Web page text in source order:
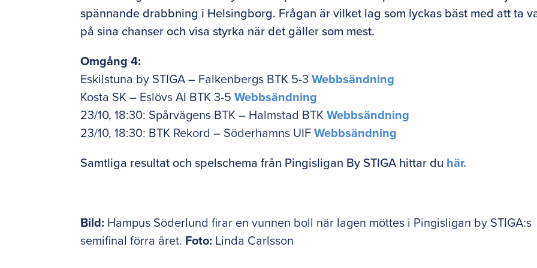
spännande drabbning i Helsingborg. Frågan är vilket lag som lyckas bäst med att ta
på sina chanser och visa styrka när det gäller som mest.
Omgång 4:
Eskilstuna by STIGA – Falkenbergs BTK 5-3Webbsändning
Kosta SK – Eslövs AI BTK 3-5Webbsändning
23/10, 18:30: Spårvägens BTK – Halmstad BTKWebbsändning
23/10, 18:30: BTK Rekord – Söderhamns UIFWebbsändning
Samtliga resultat och spelschema från Pingisligan By STIGA hittar du här.
Bild: Hampus Söderlund firar en vunnen boll när lagen möttes i Pingisligan by STIGA:s
semifinal förra året. Foto: Linda Carlsson